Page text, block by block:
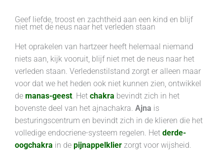
Geef liefde, troost en zachtheid aan een kind en blijf
niet met de neus naar het verleden staan
Het oprakelen van hartzeer heeft helemaal niemand
niets aan, kijk vooruit, blijf niet met de neus naar het
verleden staan. Verledenstilstand zorgt er alleen maar
voor dat we het heden ook niet kunnen zien, ontwikkel
de manas-geest. Het chakra bevindt zich in het
bovenste deel van het ajnachakra. Ajna is
besturingscentrum en bevindt zich in de klieren die het
volledige endocriene-systeem regelen. Het derde-
oogchakra in de pijnappelklier zorgt voor wijsheid.